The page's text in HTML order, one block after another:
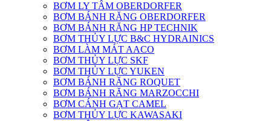
BƠM LY TÂM OBERDORFER
BƠM BÁNH RĂNG OBERDORFER
BƠM BÁNH RĂNG HP TECHNIK
BƠM THỦY LỰC B&C HYDRAINICS
BƠM LÀM MÁT AACO
BƠM THỦY LỰC SKF
BƠM THỦY LỰC YUKEN
BƠM BÁNH RĂNG ROQUET
BƠM BÁNH RĂNG MARZOCCHI
BƠM CÁNH GẠT CAMEL
BƠM THỦY LỰC KAWASAKI